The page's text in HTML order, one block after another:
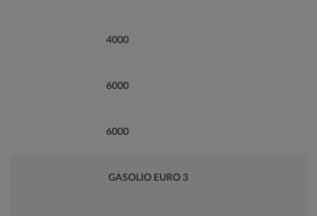
4000
6000
6000
GASOLIO EURO 3